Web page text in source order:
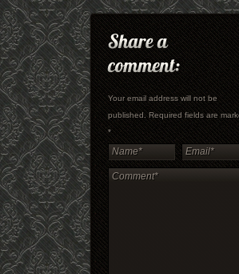
Your email address will not be
published. Required fields are
*